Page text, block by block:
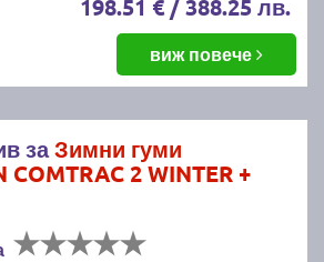
198.51 € / 388.25 лв.
виж повече
заЗимни гуми
COMTRAC 2 WINTER +